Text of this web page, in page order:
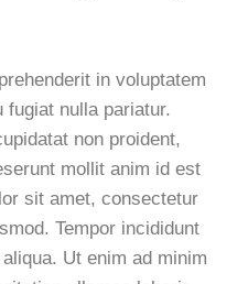
in voluptatem
nulla pariatur.
non proident,
mollit anim id est
sit amet, consectetur
Tempor incididunt
Ut enim ad minim